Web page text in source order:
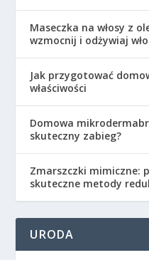
Maseczka na włosy z
wzmocnij i odżywiaj
Jak przygotować
właściwości
Domowa
skuteczny zabieg?
Zmarszczki mimiczne:
skuteczne metody
URODA